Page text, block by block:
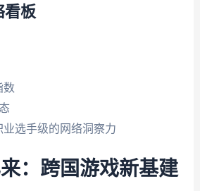
看板
数
选手级的网络洞察力
：跨国游戏新基建